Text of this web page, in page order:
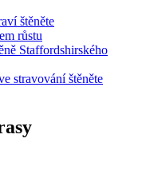
štěněte
růstu
Staffordshirského
stravování štěněte